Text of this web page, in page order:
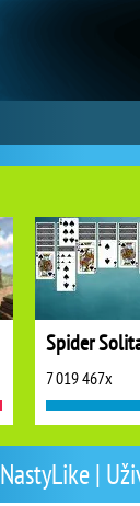
NastyLike |
7 019 467x